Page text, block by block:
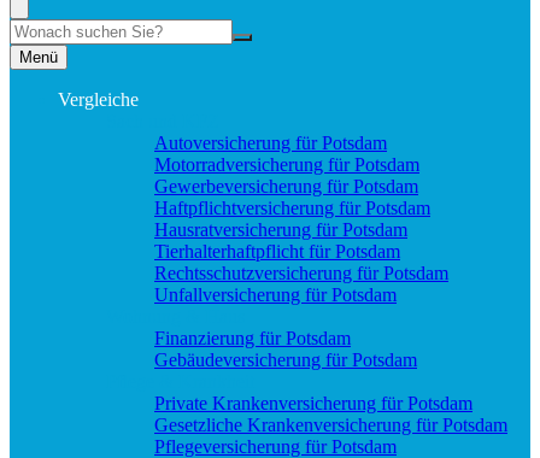
Suche
Menü
Vergleiche
Autoversicherung für Potsdam
Motorradversicherung für Potsdam
Gewerbeversicherung für Potsdam
Haftpflichtversicherung für Potsdam
Hausratversicherung für Potsdam
Tierhalterhaftpflicht für Potsdam
Rechtsschutzversicherung für Potsdam
Unfallversicherung für Potsdam
Finanzierung für Potsdam
Gebäudeversicherung für Potsdam
Private Krankenversicherung für Potsdam
Gesetzliche Krankenversicherung für Potsdam
Pflegeversicherung für Potsdam